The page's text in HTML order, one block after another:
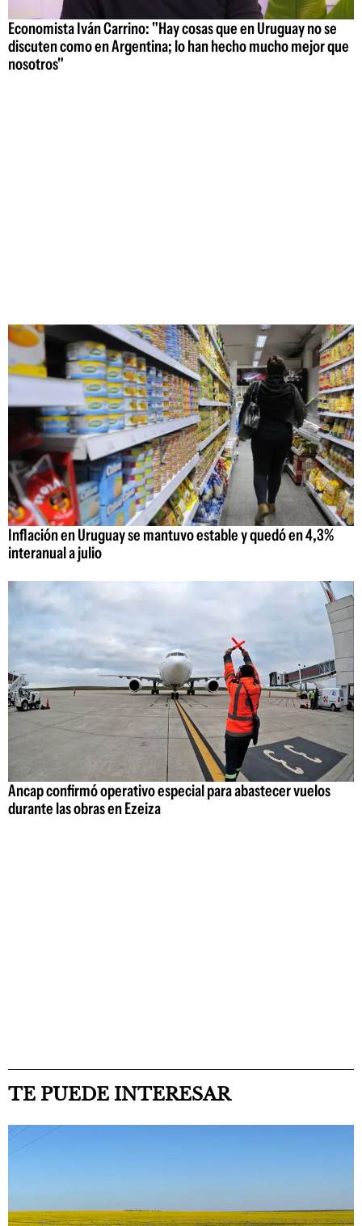
Economista Iván Carrino: "Hay cosas que en Uruguay no se
discuten como en Argentina; lo han hecho mucho mejor que
nosotros"
Inflación en Uruguay se mantuvo estable y quedó en 4,3%
interanual a julio
Ancap confirmó operativo especial para abastecer vuelos
durante las obras en Ezeiza
TE PUEDE INTERESAR